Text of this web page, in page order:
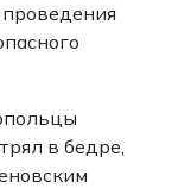
в бедре,